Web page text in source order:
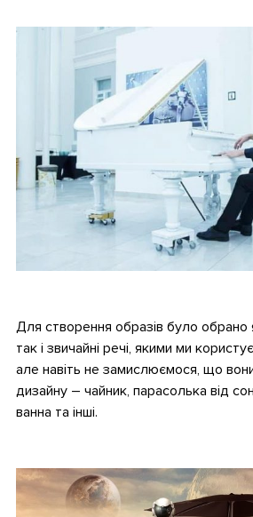
Для створення образів було обрано
так і звичайні речі, якими ми
але навіть не замислюємося, що
дизайну – чайник, парасолька від
ванна та інші.